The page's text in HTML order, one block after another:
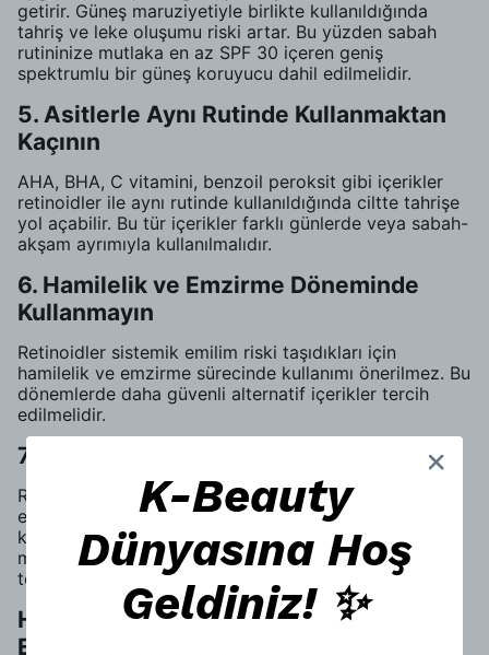
getirir. Güneş maruziyetiyle birlikte kullanıldığında
tahriş ve leke oluşumu riski artar. Bu yüzden sabah
rutininize mutlaka en az SPF 30 içeren geniş
spektrumlu bir güneş koruyucu dahil edilmelidir.
5. Asitlerle Aynı Rutinde Kullanmaktan
Kaçının
AHA, BHA, C vitamini, benzoil peroksit gibi içerikler
retinoidler ile aynı rutinde kullanıldığında ciltte tahrişe
yol açabilir. Bu tür içerikler farklı günlerde veya sabah-
akşam ayrımıyla kullanılmalıdır.
6. Hamilelik ve Emzirme Döneminde
Kullanmayın
Retinoidler sistemik emilim riski taşıdıkları için
hamilelik ve emzirme sürecinde kullanımı önerilmez. Bu
dönemlerde daha güvenli alternatif içerikler tercih
edilmelidir.
7. Ürün Saklama Koşullarına Dikkat Edin
Retinol ve retinal ışık ve hava ile temas ettiğinde
etkilerini kaybedebilir. Bu nedenle ürünlerin serin,
karanlık yerlerde ve kapağı sıkıca kapalı şekilde
muhafaza edilmesi gerekir. Opak ambalajlı ürünler
tercih etmek raf ömrünü artırır.
Hangi Retinol ve Retinal Ürünleri Tercih
Etmeliyim?
K-Beauty
Dünyasına Hoş
Geldiniz! ✨